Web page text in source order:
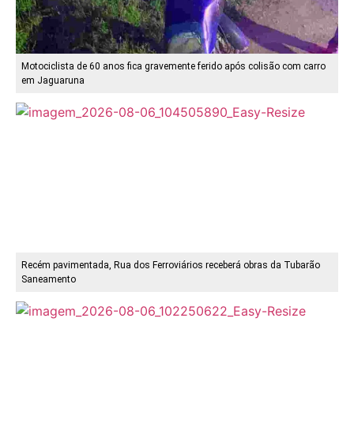
Motociclista de 60 anos fica gravemente ferido após colisão com carro
em Jaguaruna
Recém pavimentada, Rua dos Ferroviários receberá obras da Tubarão
Saneamento